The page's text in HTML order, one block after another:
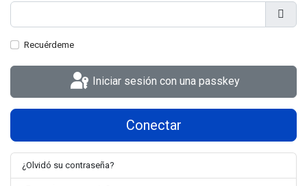
Recuérdeme
Iniciar sesión con una passkey
Conectar
¿Olvidó su contraseña?